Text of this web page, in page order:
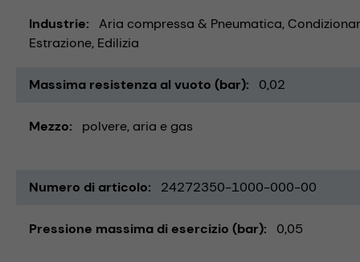
Industrie Aria compressa & Pneumatica
Estrazione Edilizia
Massima resistenza al vuoto (bar) 0,02
Mezzo polvere aria e gas
Numero di articolo 24272350-1000-000-00
Pressione massima di esercizio (bar) 0,05